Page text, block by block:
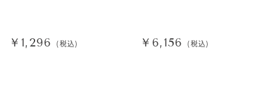
￥1,296 (税込) ￥6,156 (税込)